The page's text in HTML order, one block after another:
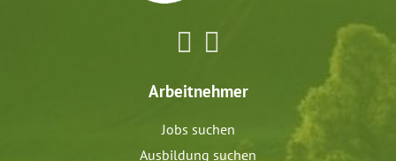
Arbeitnehmer
Jobs suchen
Ausbildung suchen